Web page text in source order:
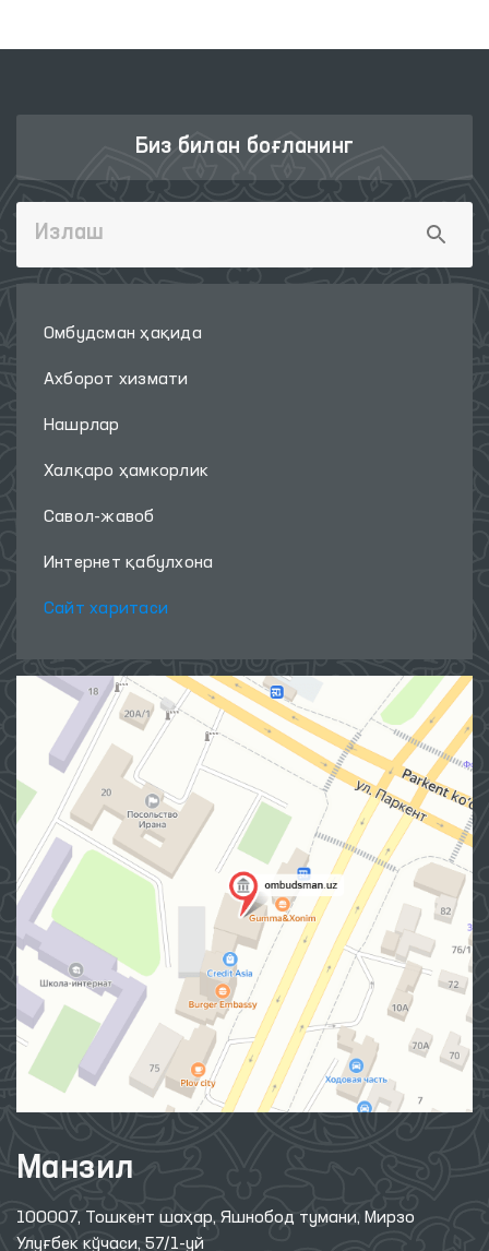
Биз билан боғланинг
Омбудсман ҳақида
Ахборот хизмати
Нашрлар
Халқаро ҳамкорлик
Савол-жавоб
Интернет қабулхона
Сайт харитаси
Манзил
100007, Тошкент шаҳар, Яшнобод тумани, Мирзо
Улуғбек кўчаси, 57/1-уй